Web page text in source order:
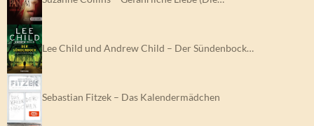
Lee Child und Andrew Child – Der Sündenbock…
Sebastian Fitzek – Das Kalendermädchen